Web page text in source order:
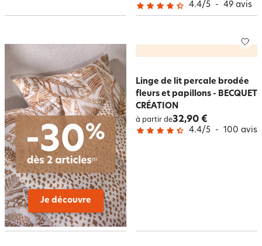
4.4/5 - 49 avis
Linge de lit percale brodée
fleurs et papillons - BECQUET
CRÉATION
à partir de32,90 €
4.4/5 - 100 avis
Je découvre